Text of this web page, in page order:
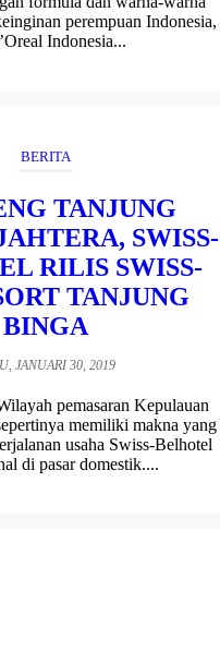
perempuan Indonesia,
Indonesia...
BERITA
TANJUNG
SWISS-
RILIS SWISS-
TANJUNG
BINGA
JANUARI 30, 2019
pemasaran Kepulauan
memiliki makna yang
usaha Swiss-Belhotel
di pasar domestik....